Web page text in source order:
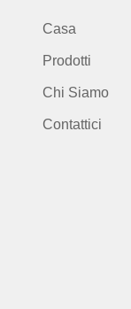
Casa
Prodotti
Chi Siamo
Contattici